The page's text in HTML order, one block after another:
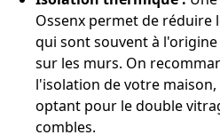
Ossenx permet de réduire
qui sont souvent à
sur les murs. On
l'isolation de votre
optant pour le double
combles.